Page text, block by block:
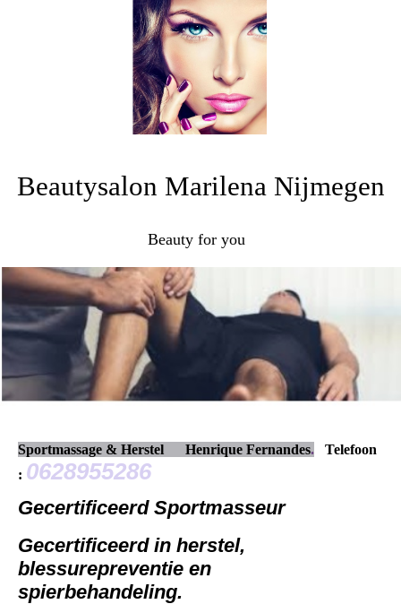
Beautysalon Marilena Nijmegen
Beauty for you
Sportmassage & Herstel Henrique Fernandes. Telefoon
: 0628955286
Gecertificeerd Sportmasseur
Gecertificeerd in herstel,
blessurepreventie en
spierbehandeling.